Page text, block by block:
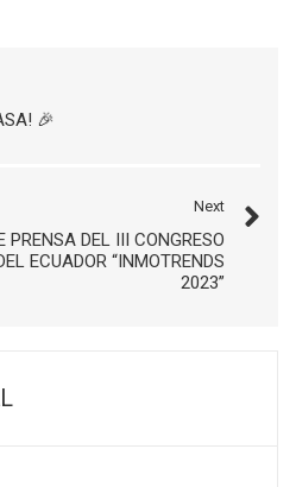
🎉
Next
PRENSA DEL III CONGRESO
ECUADOR “INMOTRENDS
2023”